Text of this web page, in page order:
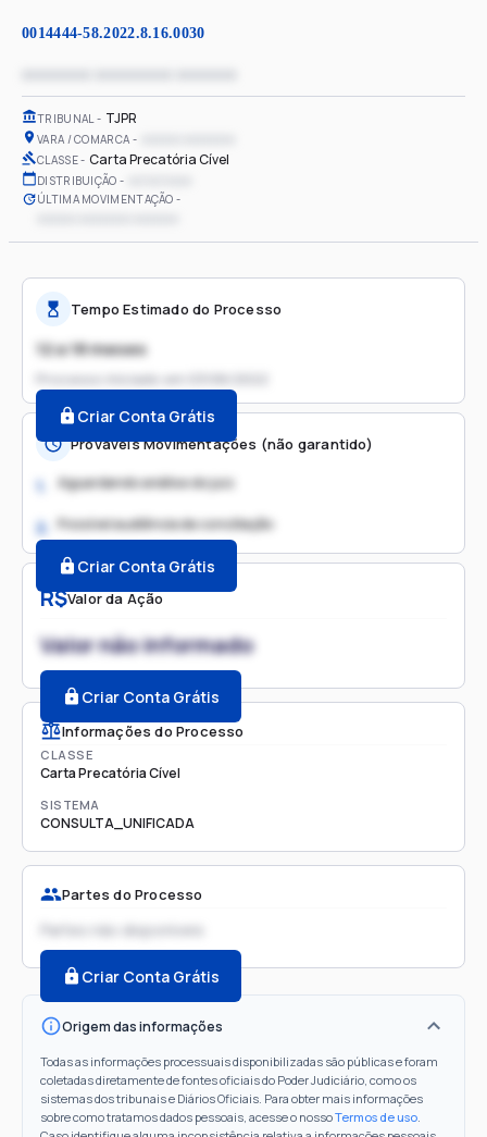
0014444-58.2022.8.16.0030
TRIBUNAL TJPR
VARA / COMARCA
CLASSE Carta Precatória Cível
DISTRIBUIÇÃO
ÚLTIMA MOVIMENTAÇÃO
R$Valor da Ação
Valor não informado
Criar Conta Grátis
Informações do Processo
CLASSE
Carta Precatória Cível
SISTEMA
CONSULTA_UNIFICADA
Partes do Processo
Partes não disponíveis
Criar Conta Grátis
Origem das informações
Todas as informações processuais disponibilizadas são públicas e foram
coletadas diretamente de fontes oficiais do Poder Judiciário, como os
sistemas dos tribunais e Diários Oficiais. Para obter mais informações
sobre como tratamos dados pessoais, acesse o nossoTermos de uso.
Tempo Estimado do Processo
12 a 18 meses
Processo iniciado em
Criar Conta Grátis
Prováveis Movimentações (não garantido)
1. Aguardando análise do juiz
2. Possível audiência de conciliação
Criar Conta Grátis